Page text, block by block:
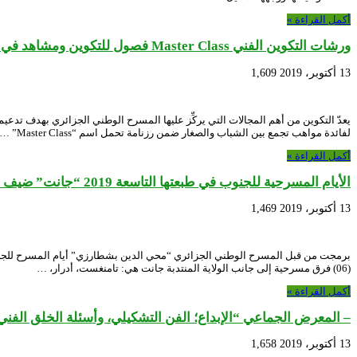
أكمل القراءة »
ورشات التكوين الفني Master Class فصول للتكوين ومشاهد في غواية الخشبة…
13 أكتوبر، 2019 1,609
لفائدة مواهب تجمع بين الشباب والصغار ضمن رزنامة تحمل اسم “Master Class” …
أكمل القراءة »
الأيام المسرحية للجنوب في طبعتها التاسعة 2019 “جانت” ضيف الشرف.. وحضور فرق من الجنوب لإبراز مواهبهم..
13 أكتوبر، 2019 1,469
(06) فرق مسرحية إلى جانب الولاية المنتدبة جانت هي: تامنغست، أدرار، …
أكمل القراءة »
– المعرض الجماعي “الإبداع؛ الفن التشكيلي، وأسئلة الخلق
13 أكتوبر، 2019 1,658